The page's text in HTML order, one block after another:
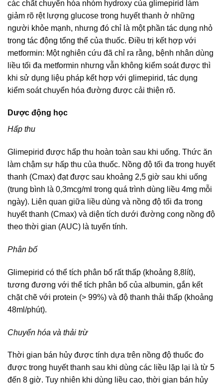
các chất chuyển hóa nhóm hydroxy của glimepirid làm
giảm rõ rệt lượng glucose trong huyết thanh ở những
người khỏe mạnh, nhưng đó chỉ là một phần tác dụng nhỏ
trong tác động tổng thể của thuốc. Điều trị kết hợp với
metformin: Một nghiên cứu đã chỉ ra rằng, bệnh nhân dùng
liều tối đa metformin nhưng vẫn không kiểm soát được thì
khi sử dụng liệu pháp kết hợp với glimepirid, tác dụng
kiểm soát chuyển hóa đường được cải thiện rõ.
Dược động học
Hấp thu
Glimepirid được hấp thu hoàn toàn sau khi uống. Thức ăn
làm chậm sự hấp thu của thuốc. Nồng độ tối đa trong huyết
thanh (Cmax) đạt được sau khoảng 2,5 giờ sau khi uống
(trung bình là 0,3mcg/ml trong quá trình dùng liều 4mg mỗi
ngày). Liên quan giữa liều dùng và nồng độ tối đa trong
huyết thanh (Cmax) và diện tích dưới đường cong nồng độ
theo thời gian (AUC) là tuyến tính.
Phân bố
Glimepirid có thể tích phân bố rất thấp (khoảng 8,8lít),
tương đương với thể tích phân bố của albumin, gắn kết
chặt chẽ với protein (> 99%) và độ thanh thải thấp (khoảng
48ml/phút).
Chuyển hóa và thải trừ
Thời gian bán hủy được tính dựa trên nồng độ thuốc đo
được trong huyết thanh sau khi dùng các liều lặp lại là từ 5
đến 8 giờ. Tuy nhiên khi dùng liều cao, thời gian bán hủy